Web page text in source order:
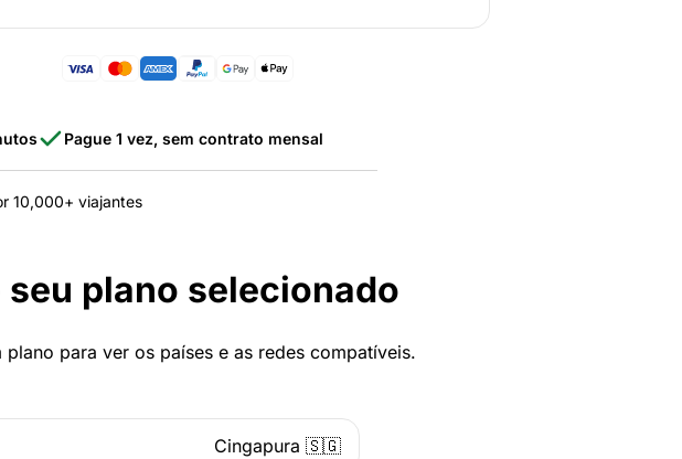
Pague 1 vez, sem contrato mensal
10,000+ viajantes
plano selecionado
para ver os países e as redes compatíveis.
Cingapura 🇸🇬